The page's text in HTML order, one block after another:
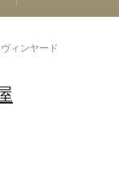
貨
ィンヤード